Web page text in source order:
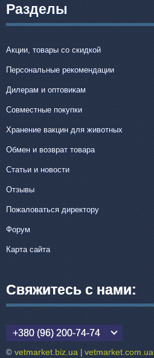
Разделы
Акции, товары со скидкой
Персональные рекомендации
Дилерам и оптовикам
Совместные покупки
Хранение вакцин для животных
Обмен и возврат товара
Статьи и новости
Отзывы
Пожаловаться директору
Форум
Карта сайта
Свяжитесь с нами:
+380 (96) 200-74-74
© vetmarket.biz.ua vetmarket.com.ua